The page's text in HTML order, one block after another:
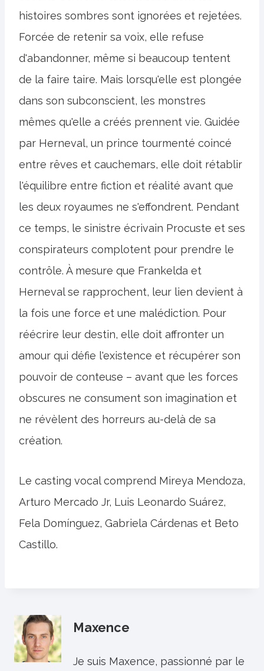
histoires sombres sont ignorées et rejetées.
Forcée de retenir sa voix, elle refuse
d'abandonner, même si beaucoup tentent
de la faire taire. Mais lorsqu'elle est plongée
dans son subconscient, les monstres
mêmes qu'elle a créés prennent vie. Guidée
par Herneval, un prince tourmenté coincé
entre rêves et cauchemars, elle doit rétablir
l'équilibre entre fiction et réalité avant que
les deux royaumes ne s'effondrent. Pendant
ce temps, le sinistre écrivain Procuste et ses
conspirateurs complotent pour prendre le
contrôle. À mesure que Frankelda et
Herneval se rapprochent, leur lien devient à
la fois une force et une malédiction. Pour
réécrire leur destin, elle doit affronter un
amour qui défie l'existence et récupérer son
pouvoir de conteuse – avant que les forces
obscures ne consument son imagination et
ne révèlent des horreurs au-delà de sa
création.
Le casting vocal comprend Mireya Mendoza,
Arturo Mercado Jr, Luis Leonardo Suárez,
Fela Domínguez, Gabriela Cárdenas et Beto
Castillo.
Maxence
Je suis Maxence, passionné par le